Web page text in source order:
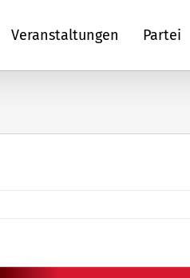
Veranstaltungen Partei